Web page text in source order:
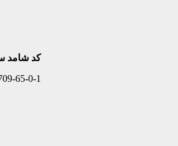
کد شامد
65-0-1